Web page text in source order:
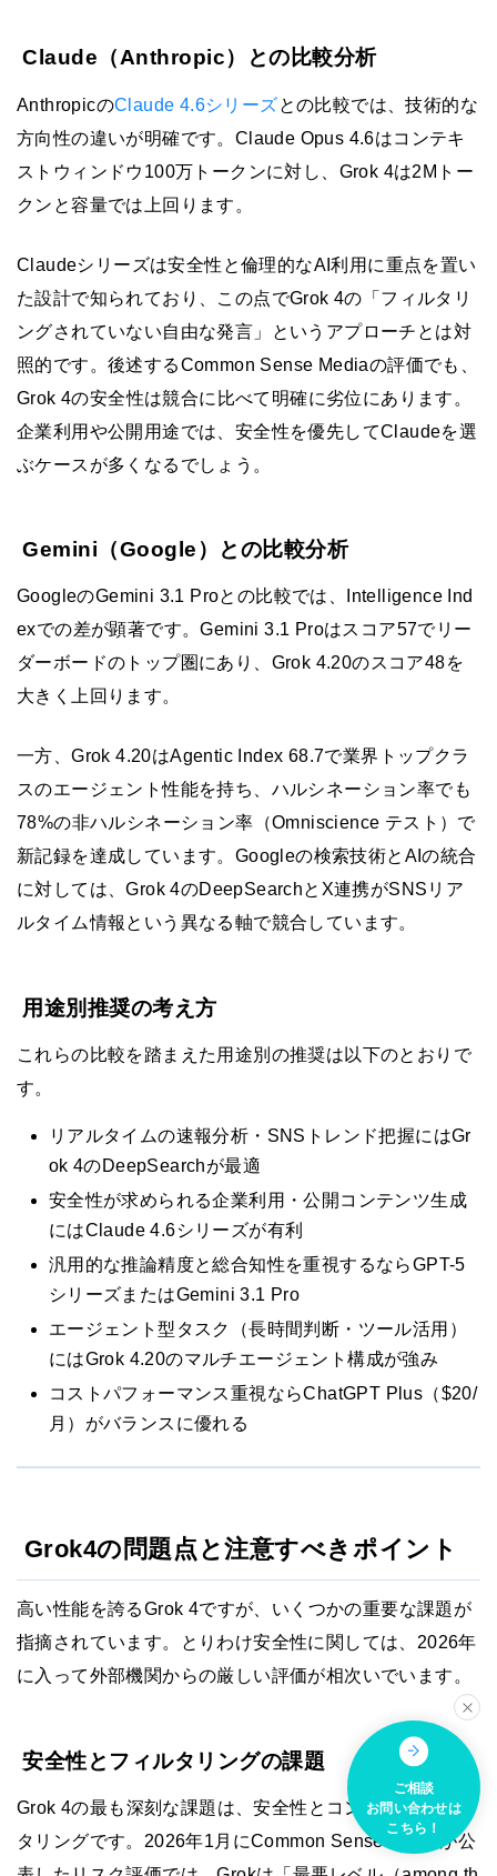
Claude（Anthropic）との比較分析
AnthropicのClaude 4.6シリーズとの比較では、技術的な
方向性の違いが明確です。Claude Opus 4.6はコンテキ
ストウィンドウ100万トークンに対し、Grok 4は2Mトー
クンと容量では上回ります。
Claudeシリーズは安全性と倫理的なAI利用に重点を置い
た設計で知られており、この点でGrok 4の「フィルタリ
ングされていない自由な発言」というアプローチとは対
照的です。後述するCommon Sense Mediaの評価でも、
Grok 4の安全性は競合に比べて明確に劣位にあります。
企業利用や公開用途では、安全性を優先してClaudeを選
ぶケースが多くなるでしょう。
Gemini（Google）との比較分析
GoogleのGemini 3.1 Proとの比較では、Intelligence Ind
exでの差が顕著です。Gemini 3.1 Proはスコア57でリー
ダーボードのトップ圏にあり、Grok 4.20のスコア48を
大きく上回ります。
一方、Grok 4.20はAgentic Index 68.7で業界トップクラ
スのエージェント性能を持ち、ハルシネーション率でも
78%の非ハルシネーション率（Omniscience テスト）で
新記録を達成しています。Googleの検索技術とAIの統合
に対しては、Grok 4のDeepSearchとX連携がSNSリア
ルタイム情報という異なる軸で競合しています。
用途別推奨の考え方
これらの比較を踏まえた用途別の推奨は以下のとおりで
す。
リアルタイムの速報分析・SNSトレンド把握にはGr
ok 4のDeepSearchが最適
安全性が求められる企業利用・公開コンテンツ生成
にはClaude 4.6シリーズが有利
汎用的な推論精度と総合知性を重視するならGPT-5
シリーズまたはGemini 3.1 Pro
エージェント型タスク（長時間判断・ツール活用）
にはGrok 4.20のマルチエージェント構成が強み
コストパフォーマンス重視ならChatGPT Plus（$20/
月）がバランスに優れる
Grok4の問題点と注意すべきポイント
高い性能を誇るGrok 4ですが、いくつかの重要な課題が
指摘されています。とりわけ安全性に関しては、2026年
に入って外部機関からの厳しい評価が相次いでいます。
安全性とフィルタリングの課題
Grok 4の最も深刻な課題は、安全性とコンテンツフィル
タリングです。2026年1月にCommon Sense Mediaが公
ご相談
お問い合わせは
こちら！